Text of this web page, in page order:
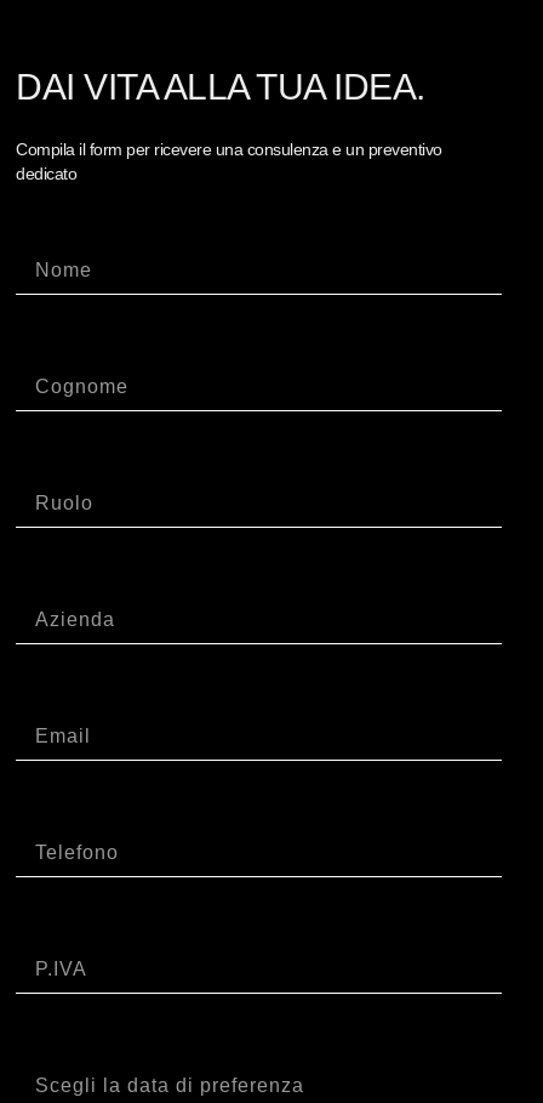
DAI VITA ALLA TUA IDEA.
Compila il form per ricevere una consulenza e un preventivo
dedicato